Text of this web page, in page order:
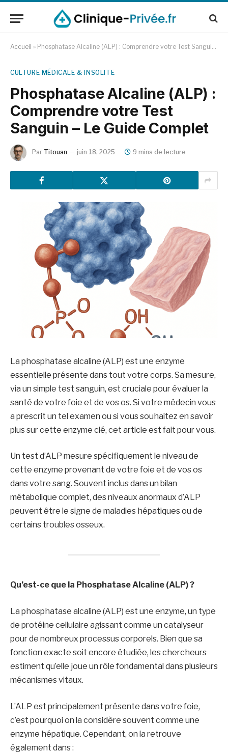
Accueil » Phosphatase Alcaline (ALP) : Comprendre votre Test Sanguin – Le Guide Complet
CULTURE MÉDICALE & INSOLITE
Phosphatase Alcaline (ALP) :
Comprendre votre Test
Sanguin – Le Guide Complet
Par Titouan juin 18, 2025 9 mins de lecture
La phosphatase alcaline (ALP) est une enzyme
essentielle présente dans tout votre corps. Sa mesure,
via un simple test sanguin, est cruciale pour évaluer la
santé de votre foie et de vos os. Si votre médecin vous
a prescrit un tel examen ou si vous souhaitez en savoir
plus sur cette enzyme clé, cet article est fait pour vous.
Un test d’ALP mesure spécifiquement le niveau de
cette enzyme provenant de votre foie et de vos os
dans votre sang. Souvent inclus dans un bilan
métabolique complet, des niveaux anormaux d’ALP
peuvent être le signe de maladies hépatiques ou de
certains troubles osseux.
Qu’est-ce que la Phosphatase Alcaline (ALP) ?
La phosphatase alcaline (ALP) est une enzyme, un type
de protéine cellulaire agissant comme un catalyseur
pour de nombreux processus corporels. Bien que sa
fonction exacte soit encore étudiée, les chercheurs
estiment qu’elle joue un rôle fondamental dans plusieurs
mécanismes vitaux.
L’ALP est principalement présente dans votre foie,
c’est pourquoi on la considère souvent comme une
enzyme hépatique. Cependant, on la retrouve
également dans :